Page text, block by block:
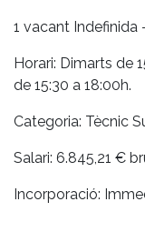
1 vacant Indefinida
Horari: Dimarts de
de 15:30 a 18:00h.
Categoria: Tècnic
Salari: 6.845,21 €
Incorporació: